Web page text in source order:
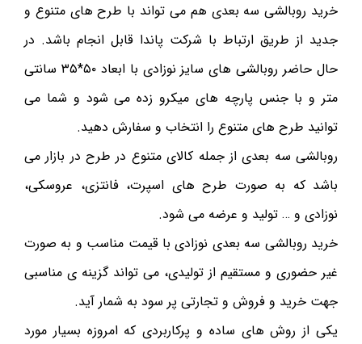
خرید روبالشی سه بعدی هم می تواند با طرح های متنوع و
جدید از طریق ارتباط با شرکت پاندا قابل انجام باشد. در
حال حاضر روبالشی های سایز نوزادی با ابعاد ۵۰*۳۵ سانتی
متر و با جنس پارچه های میکرو زده می شود و شما می
توانید طرح های متنوع را انتخاب و سفارش دهید.
روبالشی سه بعدی از جمله کالای متنوع در طرح در بازار می
باشد که به صورت طرح های اسپرت، فانتزی، عروسکی،
نوزادی و … تولید و عرضه می شود.
خرید روبالشی سه بعدی نوزادی با قیمت مناسب و به صورت
غیر حضوری و مستقیم از تولیدی، می تواند گزینه ی مناسبی
جهت خرید و فروش و تجارتی پر سود به شمار آید.
یکی از روش های ساده و پرکاربردی که امروزه بسیار مورد